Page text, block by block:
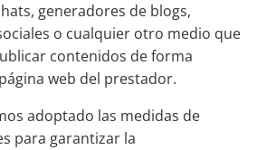
generadores de blogs,
o cualquier otro medio que
contenidos de forma
web del prestador.
adoptado las medidas de
para garantizar la